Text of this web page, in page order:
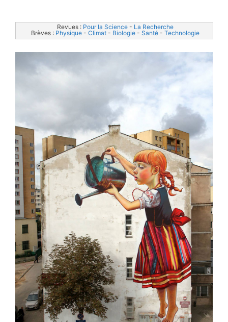
Revues : Pour la Science - La Recherche
Brèves : Physique - Climat - Biologie - Santé - Technologie